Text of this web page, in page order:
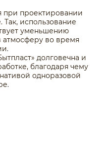
при проектировании
Так, использование
уменьшению
атмосферу во время
долговечна и
благодаря чему
одноразовой